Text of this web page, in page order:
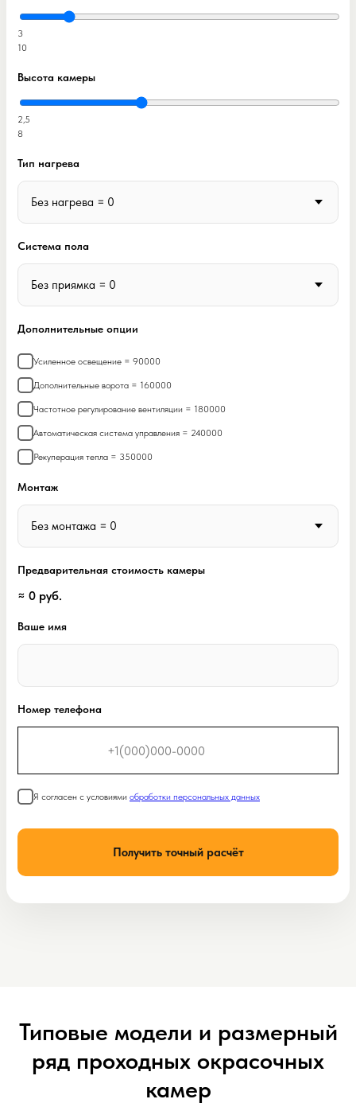
3
10
Высота камеры
2,5
8
Тип нагрева
Система пола
Дополнительные опции
Усиленное освещение = 90000
Дополнительные ворота = 160000
Частотное регулирование вентиляции = 180000
Автоматическая система управления = 240000
Рекуперация тепла = 350000
Монтаж
Предварительная стоимость камеры
≈ 0 руб.
Ваше имя
Номер телефона
Я согласен с условиями обработки персональных данных
Получить точный расчёт
Типовые модели и размерный
ряд проходных окрасочных
камер